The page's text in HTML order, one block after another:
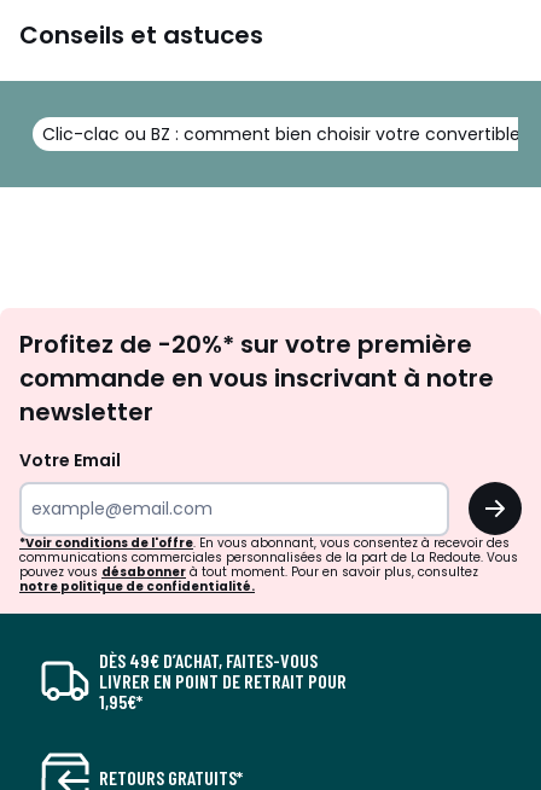
pièce en cocon. Disponible en beige, gris clair ou gris foncé,
l'Owen s'intègre naturellement dans un intérieur
pensait pas pouvoir caser un canapé lit.
Tailles 3 Places
Conseils et astuces
Clic-clac ou BZ : comment bien choisir votre convertible ?
newsletter
Profitez de -20%* sur votre première
commande en vous inscrivant à notre
newsletter
Votre Email
OK
*Voir conditions de l'offre. En vous abonnant, vous consentez à recevoir des
communications commerciales personnalisées de la part de La Redoute. Vous
pouvez vous désabonner à tout moment. Pour en savoir plus, consultez
notre politique de confidentialité.
DÈS 49€ D’ACHAT, FAITES-VOUS
LIVRER EN POINT DE RETRAIT POUR
1,95€*
RETOURS GRATUITS*